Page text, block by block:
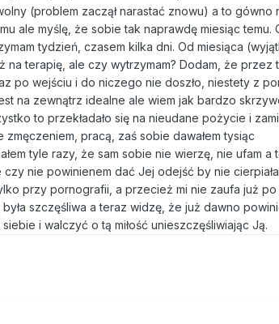
(problem zaczął narastać znowu) a to gówno
ale myślę, że sobie tak naprawdę miesiąc temu.
tydzień, czasem kilka dni. Od miesiąca
na terapię, ale czy wytrzymam? Dodam, że przez
po wejściu i do niczego nie doszło, niestety z
na zewnątrz idealne ale wiem jak bardzo
to przekładało się na nieudane pożycie i
zmęczeniem, pracą, zaś sobie dawałem tysiąc
tyle razy, że sam sobie nie wierzę, nie ufam a
czy nie powinienem dać Jej odejść by nie
przy pornografii, a przecież mi nie zaufa już po
szczęśliwa a teraz widzę, że już dawno
i walczyć o tą miłość unieszczęśliwiając Ją.